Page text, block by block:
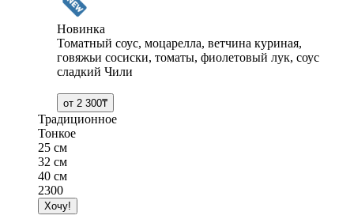
Новинка
Томатный соус, моцарелла, ветчина куриная,
говяжьи сосиски, томаты, фиолетовый лук, соус
сладкий Чили
Традиционное
Тонкое
25 см
32 см
40 см
2300